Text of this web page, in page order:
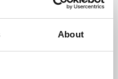
About